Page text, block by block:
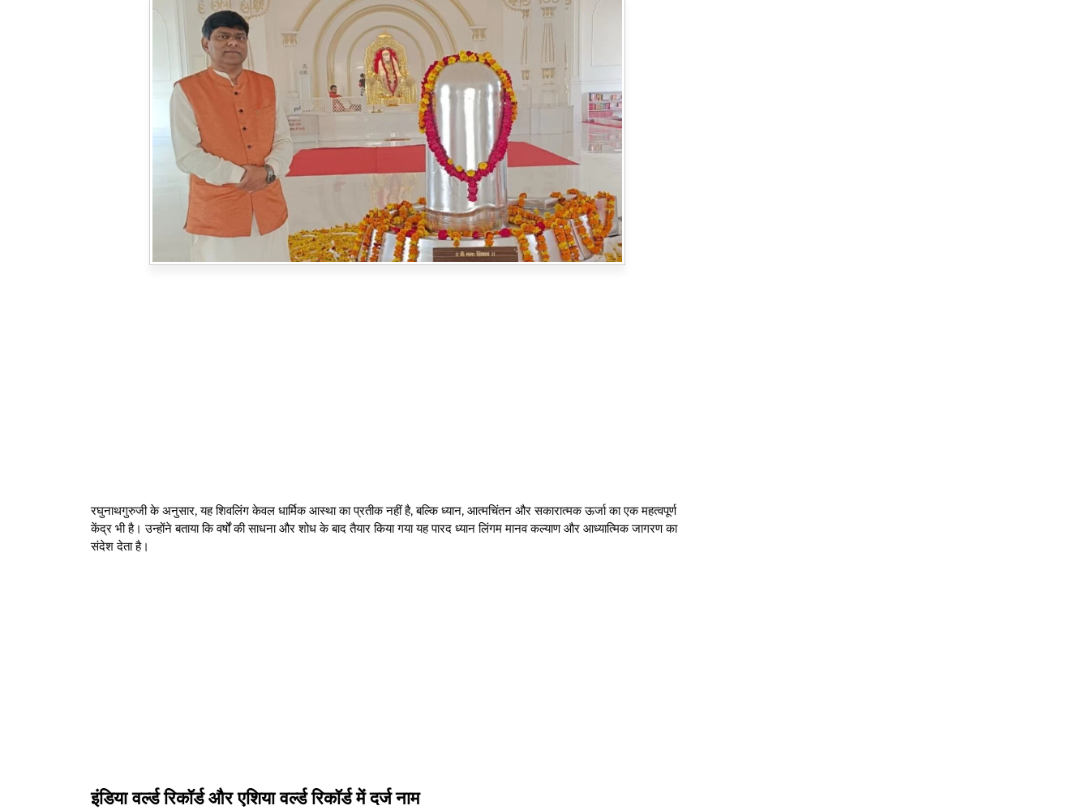
रघुनाथगुरुजी के अनुसार, यह शिवलिंग केवल धार्मिक आस्था का प्रतीक नहीं है, बल्कि ध्यान, आत्मचिंतन और सकारात्मक ऊर्जा का एक महत्वपूर्ण
केंद्र भी है। उन्होंने बताया कि वर्षों की साधना और शोध के बाद तैयार किया गया यह पारद ध्यान लिंगम मानव कल्याण और आध्यात्मिक जागरण का
संदेश देता है।
इंडिया वर्ल्ड रिकॉर्ड और एशिया वर्ल्ड रिकॉर्ड में दर्ज नाम